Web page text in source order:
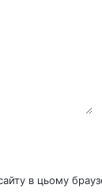
в цьому